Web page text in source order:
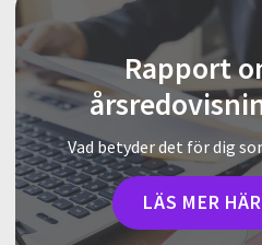
Rapport
Vad betyder det för dig
LÄS MER HÄR